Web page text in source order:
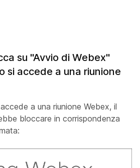
su "Avvio di Webex"
si accede a una riunione
a una riunione Webex, il
bloccare in corrispondenza